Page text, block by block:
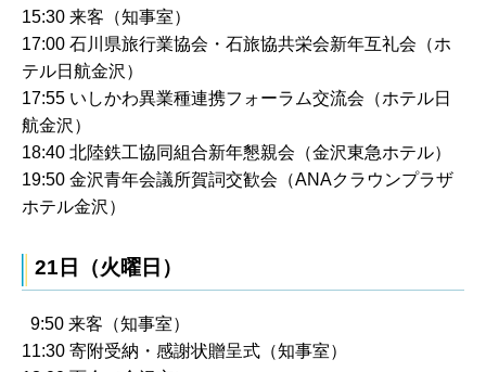
15:30 来客（知事室）
17:00 石川県旅行業協会・石旅協共栄会新年互礼会（ホ
テル日航金沢）
17:55 いしかわ異業種連携フォーラム交流会（ホテル日
航金沢）
18:40 北陸鉄工協同組合新年懇親会（金沢東急ホテル）
19:50 金沢青年会議所賀詞交歓会（ANAクラウンプラザ
ホテル金沢）
21日（火曜日）
9:50 来客（知事室）
11:30 寄附受納・感謝状贈呈式（知事室）